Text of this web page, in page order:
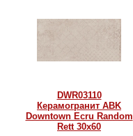
DWR03110
Керамогранит ABK
Downtown Ecru Random
Rett 30х60